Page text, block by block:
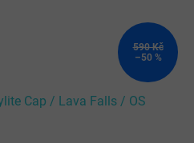
590 Kč
–50 %
Cap / Lava Falls / OS